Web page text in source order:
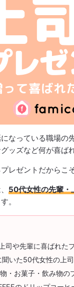
なっている職場の
ッズなど何が喜ば
レゼントだからこ
50代女性の先輩・
。
司や先輩に喜ばれた
いた50代女性の上
物・お菓子・飲み物の